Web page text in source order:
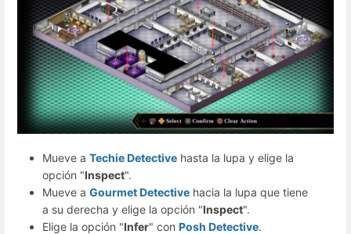
Mueve a Techie Detective hasta la lupa y elige la
opción "Inspect".
Mueve a Gourmet Detective hacia la lupa que tiene
a su derecha y elige la opción "Inspect".
Elige la opción "Infer" con Posh Detective.